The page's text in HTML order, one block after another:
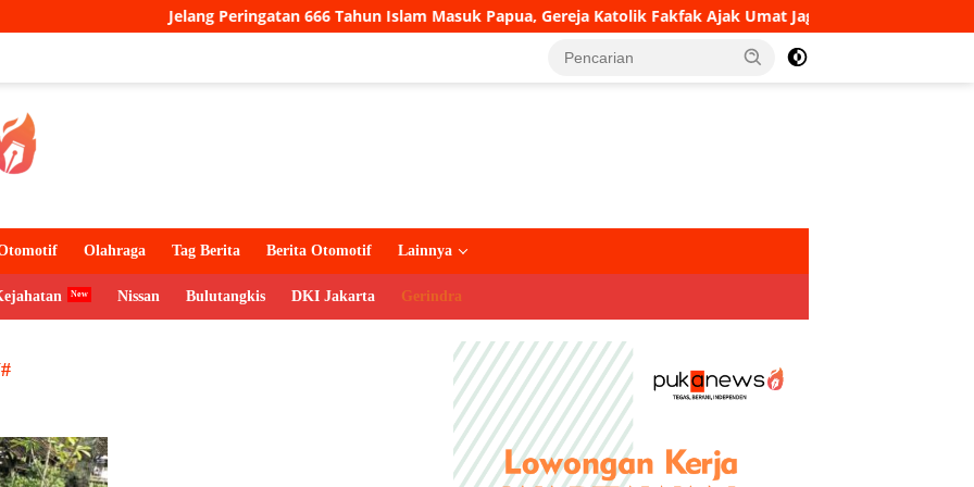
Jelang Peringatan 666 Tahun Islam Masuk Papua, Gereja Katolik Fakfak Ajak Umat Jaga Toleransi
Olahraga Tag Berita Berita Otomotif Lainnya
Nissan Bulutangkis DKI Jakarta Gerindra